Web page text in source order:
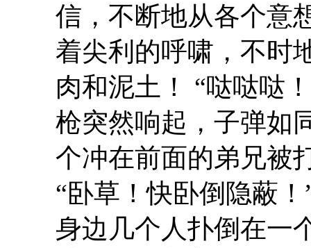
信，不断地从各个意
着尖利的呼啸，不时
肉和泥土！ “哒哒哒
枪突然响起，子弹如
个冲在前面的弟兄被
“卧草！快卧倒隐蔽
身边几个人扑倒在一